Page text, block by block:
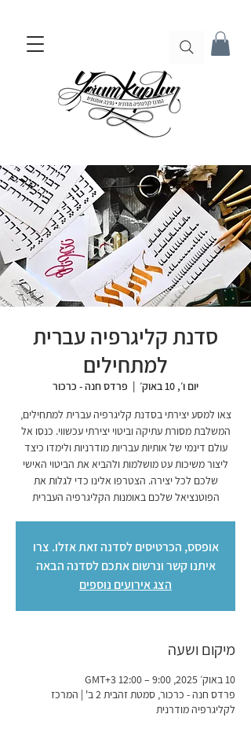
סדנת קליגרפיה עברית
למתחילים
יום ו׳, 10 באוק׳
  |
פרדס חנה - כרכור
צאו למסע יצירתי בסדנת קליגרפיה עברית למתחילים,
המשלבת מסורת עתיקה וביטוי יצירתי עכשווי. כנסו אל
עולם דינמי של אותיות עבריות מודרניות ולימדו כיצד
ליצור משיכות עט מושלמות ולהביא את הביטוי האישי
שלכם לכל יצירה. הצטרפו אלינו כדי לגלות את
הפוטנציאל שלכם באומנות הקליגרפיה העברית
אופסס, הכרטיסים לסדנה זאת אזלו. צרו
איתנו קשר ונרשום אתכם לסדנה הבאה
הצג אירועים נוספים
מיקום ושעה
10 באוק׳ 2025, 9:00 – 12:00 GMT‎+3‎
פרדס חנה - כרכור, סמטת זהבית 2 ב' | המרכז
לקליגרפיה מודרנית